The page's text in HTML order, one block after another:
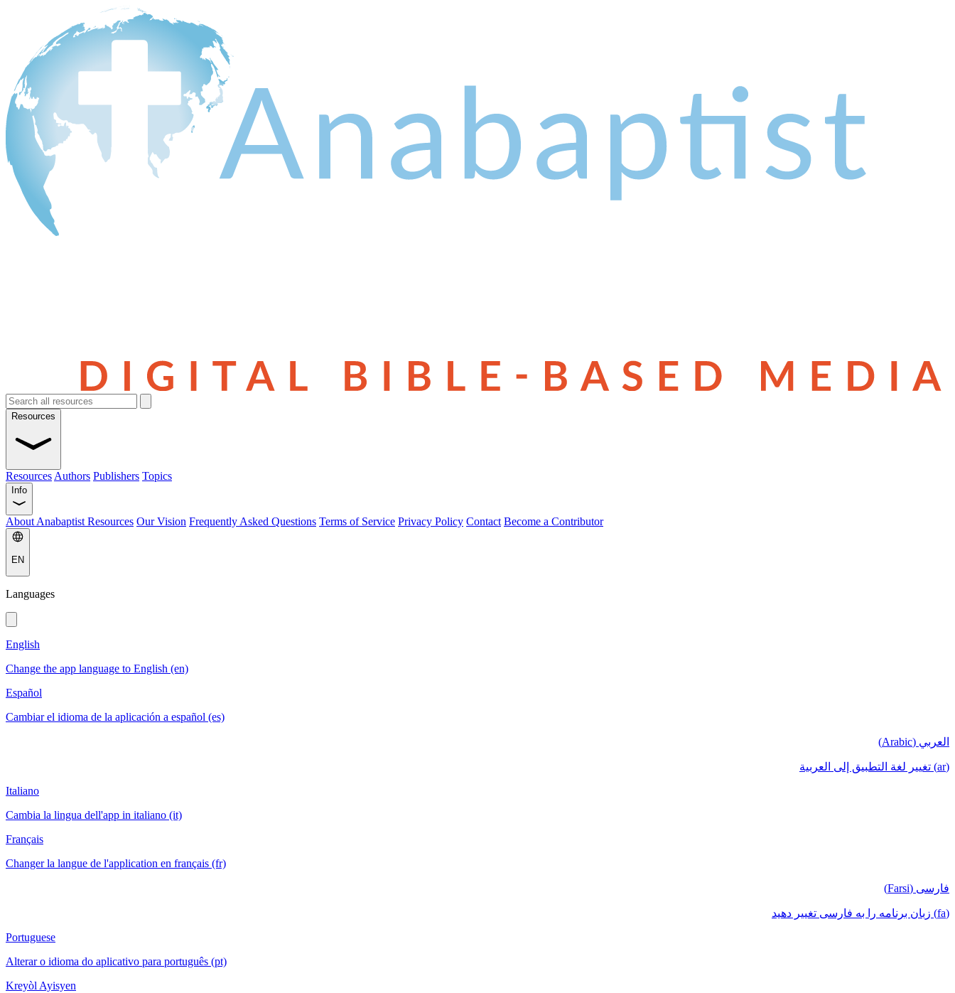
Resources
Resources Authors Publishers Topics
Info
About Anabaptist Resources Our Vision Frequently Asked Questions Terms of Service Privacy Policy Contact Become a Contributor
EN
Languages
English
Change the app language to English (en)
Español
Cambiar el idioma de la aplicación a español (es)
العربي (Arabic)
(ar) تغيير لغة التطبيق إلى العربية
Italiano
Cambia la lingua dell'app in italiano (it)
Français
Changer la langue de l'application en français (fr)
فارسی (Farsi)
(fa) زبان برنامه را به فارسی تغییر دهید
Portuguese
Alterar o idioma do aplicativo para português (pt)
Kreyòl Ayisyen